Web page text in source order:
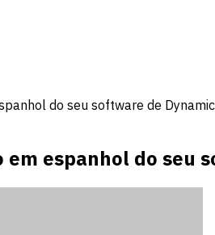
do seu software de
em espanhol do seu